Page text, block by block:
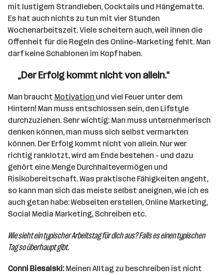
mit lustigem Strandleben, Cocktails und Hängematte.
Es hat auch nichts zu tun mit vier Stunden
Wochenarbeitszeit. Viele scheitern auch, weil ihnen die
Offenheit für die Regeln des Online-Marketing fehlt. Man
darf keine Schablonen im Kopf haben.
„Der Erfolg kommt nicht von allein.“
Man braucht Motivation und viel Feuer unter dem
Hintern! Man muss entschlossen sein, den Lifstyle
durchzuziehen. Sehr wichtig: Man muss unternehmerisch
denken können, man muss sich selbst vermarkten
können. Der Erfolg kommt nicht von allein. Nur wer
richtig ranklotzt, wird am Ende bestehen - und dazu
gehört eine Menge Durchhaltevermögen und
Risikobereitschaft. Was praktische Fähigkeiten angeht,
so kann man sich das meiste selbst aneignen, wie ich es
auch getan habe: Webseiten erstellen, Online Marketing,
Social Media Marketing, Schreiben etc.
Wie sieht ein typischer Arbeitstag für dich aus? Falls es einen typischen
Tag so überhaupt gibt.
Conni Biesalski:Meinen Alltag zu beschreiben ist nicht